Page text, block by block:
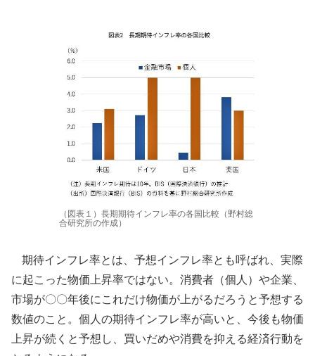
（図表１）長期期待インフレ率の各国比較（野村総
合研究所の作成）
期待インフレ率とは、予想インフレ率とも呼ばれ、実際
に起こった物価上昇率ではない。消費者（個人）や企業、
市場が〇〇年後にこれだけ物価が上がるだろうと予想する
数値のこと。個人の期待インフレ率が高いと、今後も物価
上昇が続くと予想し、買いだめや消費を抑える経済行動を